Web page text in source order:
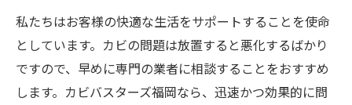
私たちはお客様の快適な生活をサポートすることを使命
としています。カビの問題は放置すると悪化するばかり
ですので、早めに専門の業者に相談することをおすすめ
します。カビバスターズ福岡なら、迅速かつ効果的に問